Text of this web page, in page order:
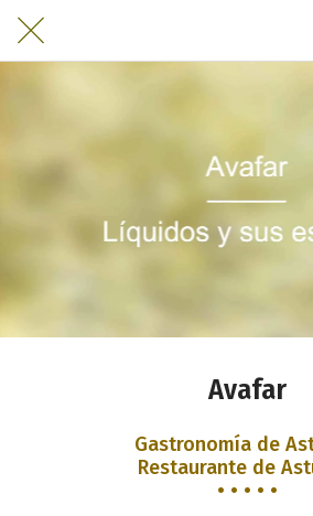
Avafar
Gastronomía de
Restaurante de
• • • • •